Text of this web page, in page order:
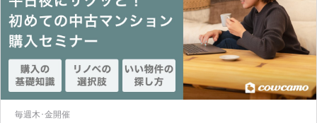
毎週木･金開催